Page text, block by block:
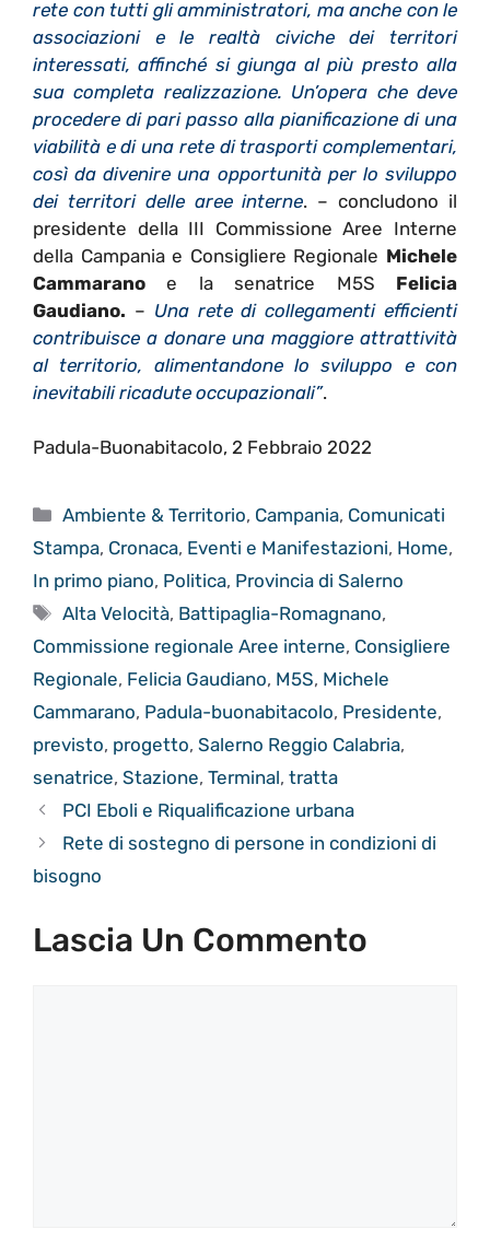
rete con tutti gli amministratori, ma anche con le
associazioni e le realtà civiche dei territori
interessati, affinché si giunga al più presto alla
sua completa realizzazione. Un’opera che deve
procedere di pari passo alla pianificazione di una
viabilità e di una rete di trasporti complementari,
così da divenire una opportunità per lo sviluppo
dei territori delle aree interne. – concludono il
presidente della III Commissione Aree Interne
della Campania e Consigliere Regionale Michele
Cammarano e la senatrice M5S Felicia
Gaudiano. – Una rete di collegamenti efficienti
contribuisce a donare una maggiore attrattività
al territorio, alimentandone lo sviluppo e con
inevitabili ricadute occupazionali”.
Padula-Buonabitacolo, 2 Febbraio 2022
Categorie
Ambiente & Territorio, Campania, Comunicati
Stampa, Cronaca, Eventi e Manifestazioni, Home,
In primo piano, Politica, Provincia di Salerno
Tag
Alta Velocità, Battipaglia-Romagnano,
Commissione regionale Aree interne, Consigliere
Regionale, Felicia Gaudiano, M5S, Michele
Cammarano, Padula-buonabitacolo, Presidente,
previsto, progetto, Salerno Reggio Calabria,
senatrice, Stazione, Terminal, tratta
PCI Eboli e Riqualificazione urbana
Rete di sostegno di persone in condizioni di
bisogno
Lascia Un Commento